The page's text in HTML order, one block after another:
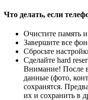
Что делать, если
Очистите память
Завершите все
Сбросьте
Сделайте hard
Внимание! После
данные (фото,
сохранятся.
их и сохранить в